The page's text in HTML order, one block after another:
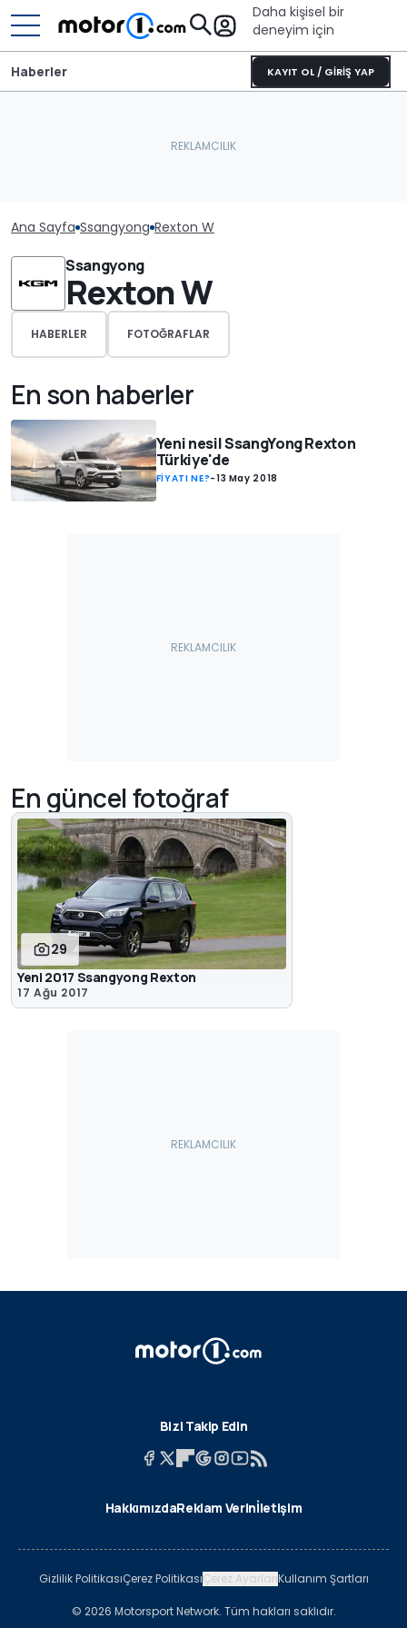
Daha kişisel bir
deneyim için
KAYIT OL / GİRİŞ YAP
Haberler
Ana Sayfa Ssangyong Rexton W
Ssangyong
Rexton W
HABERLER FOTOĞRAFLAR
En son haberler
Yeni nesil SsangYong Rexton
Türkiye'de
FİYATI NE?-13 May 2018
En güncel fotoğraf
29
Yeni 2017 Ssangyong Rexton
17 Ağu 2017
Bizi Takip Edin
HakkımızdaReklam Verinİletişim
Gizlilik PolitikasıÇerez PolitikasıÇerez AyarlarıKullanım Şartları
© 2026 Motorsport Network. Tüm hakları saklıdır.